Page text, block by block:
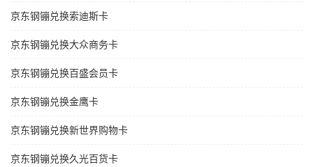
京东钢镚兑换索迪斯卡
京东钢镚兑换大众商务卡
京东钢镚兑换百盛会员卡
京东钢镚兑换金鹰卡
京东钢镚兑换新世界购物卡
京东钢镚兑换久光百货卡